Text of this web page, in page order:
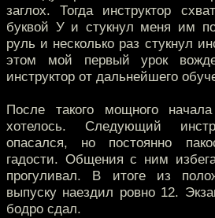
заглох. Тогда инструктор
буквой У и стукнул меня им
руль и несколько раз стукнул
этом мой первый урок
инструктор от дальнейшего
После такого мощного
хотелось. Следующий
опасался, но постоянно
гадости. Общения с ним
прогуливал. В итоге из
выпуску наездил ровно 12.
бодро сдал.